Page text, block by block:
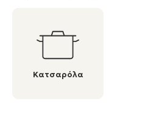
Κατσαρόλα